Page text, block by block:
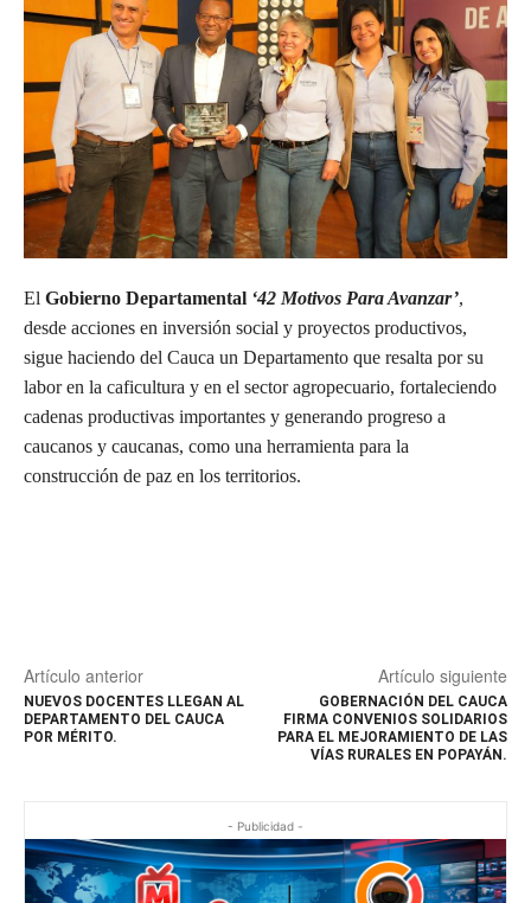
El Gobierno Departamental ‘42 Motivos Para Avanzar’,
desde acciones en inversión social y proyectos productivos,
sigue haciendo del Cauca un Departamento que resalta por su
labor en la caficultura y en el sector agropecuario, fortaleciendo
cadenas productivas importantes y generando progreso a
caucanos y caucanas, como una herramienta para la
construcción de paz en los territorios.
Artículo anterior
NUEVOS DOCENTES LLEGAN AL
DEPARTAMENTO DEL CAUCA
POR MÉRITO.
Artículo siguiente
GOBERNACIÓN DEL CAUCA
FIRMA CONVENIOS SOLIDARIOS
PARA EL MEJORAMIENTO DE LAS
VÍAS RURALES EN POPAYÁN.
- Publicidad -